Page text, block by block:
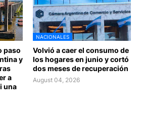
paso
y
a
una
NACIONALES
Volvió a caer el consumo de
los hogares en junio y cortó
dos meses de recuperación
August 04, 2026